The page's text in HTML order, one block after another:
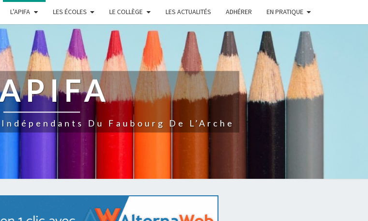
L’APIFA LES ÉCOLES LE COLLÈGE LES ACTUALITÉS ADHÉRER EN PRATIQUE
Du Faubourg De L’Arche